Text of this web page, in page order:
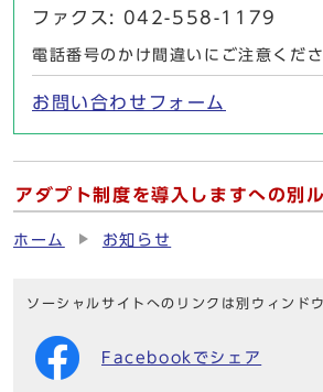
ファクス: 042-558-1179
電話番号のかけ間違いにご注意くださ
お問い合わせフォーム
アダプト制度を導入しますへの別
ホーム お知らせ
ソーシャルサイトへのリンクは別ウィンド
Facebookでシェア